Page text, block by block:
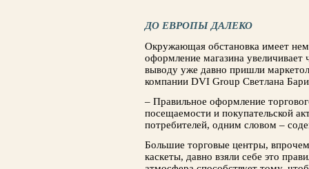
ДО ЕВРОПЫ ДАЛЕКО
Окружающая обстановка имеет
оформ­ление магазина
выводу уже давно пришли
компании DVI Group Светлана
– Правильное оформление
посеща­емости и покупательской
потребителей, од­ним словом –
Большие торговые центры,
ка­скеты, давно взяли себе это